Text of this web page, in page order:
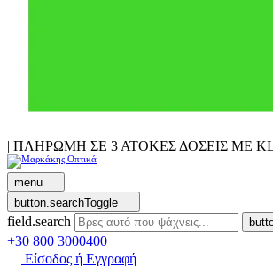
| ΠΛΗΡΩΜΗ ΣΕ 3 ΑΤΟΚΕΣ ΔΟΣΕΙΣ ΜΕ
menu
button.searchToggle
field.search
+30 800 3000400
Είσοδος ή Εγγραφή